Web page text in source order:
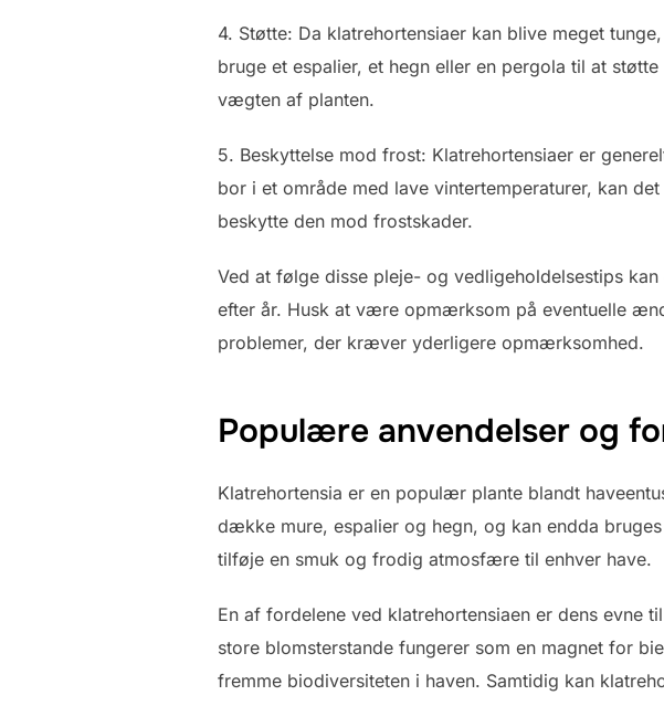
4. Støtte: Da klatrehortensiaer kan blive meget
bruge et espalier, et hegn eller en pergola til at
vægten af planten.
5. Beskyttelse mod frost: Klatrehortensiaer er
bor i et område med lave vintertemperaturer, kan
beskytte den mod frostskader.
Ved at følge disse pleje- og vedligeholdelsestips
efter år. Husk at være opmærksom på eventuelle
problemer, der kræver yderligere opmærksomhed.
Populære anvendelser og
Klatrehortensia er en populær plante blandt
dække mure, espalier og hegn, og kan endda
tilføje en smuk og frodig atmosfære til enhver have.
En af fordelene ved klatrehortensiaen er dens
store blomsterstande fungerer som en magnet for
fremme biodiversiteten i haven. Samtidig kan